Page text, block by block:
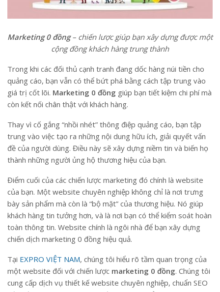
Marketing 0 đồng– chiến lược giúp bạn xây dựng được một
cộng đồng khách hàng trung thành
Trong khi các đối thủ cạnh tranh đang dốc hàng núi tiền cho
quảng cáo, bạn vẫn có thể bứt phá bằng cách tập trung vào
giá trị cốt lõi. Marketing 0 đồng giúp bạn tiết kiệm chi phí mà
còn kết nối chân thật với khách hàng.
Thay vì cố gắng “nhồi nhét” thông điệp quảng cáo, bạn tập
trung vào việc tạo ra những nội dung hữu ích, giải quyết vấn
đề của người dùng. Điều này sẽ xây dựng niềm tin và biến họ
thành những người ủng hộ thương hiệu của bạn.
Điểm cuối của các chiến lược marketing đó chính là website
của bạn. Một website chuyên nghiệp không chỉ là nơi trưng
bày sản phẩm mà còn là “bộ mặt” của thương hiệu. Nó giúp
khách hàng tin tưởng hơn, và là nơi bạn có thể kiểm soát hoàn
toàn thông tin. Website chính là ngôi nhà để bạn xây dựng
chiến dịch marketing 0 đồng hiệu quả.
Tại EXPRO VIỆT NAM, chúng tôi hiểu rõ tầm quan trọng của
một website đối với chiến lược marketing 0 đồng. Chúng tôi
cung cấp dịch vụ thiết kế website chuyên nghiệp, chuẩn SEO